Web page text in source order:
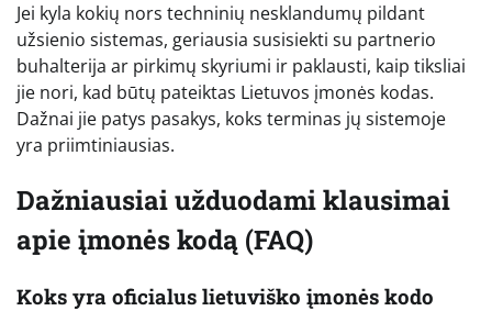
Jei kyla kokių nors techninių nesklandumų pildant
užsienio sistemas, geriausia susisiekti su partnerio
buhalterija ar pirkimų skyriumi ir paklausti, kaip tiksliai
jie nori, kad būtų pateiktas Lietuvos įmonės kodas.
Dažnai jie patys pasakys, koks terminas jų sistemoje
yra priimtiniausias.
Dažniausiai užduodami klausimai
apie įmonės kodą (FAQ)
Koks yra oficialus lietuviško įmonės kodo